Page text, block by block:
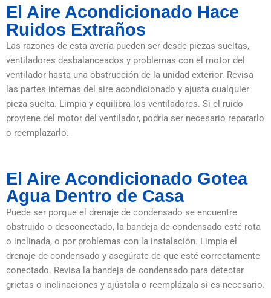
El Aire Acondicionado Hace
Ruidos Extraños
Las razones de esta avería pueden ser desde piezas sueltas,
ventiladores desbalanceados y problemas con el motor del
ventilador hasta una obstrucción de la unidad exterior. Revisa
las partes internas del aire acondicionado y ajusta cualquier
pieza suelta. Limpia y equilibra los ventiladores. Si el ruido
proviene del motor del ventilador, podría ser necesario repararlo
o reemplazarlo.
El Aire Acondicionado Gotea
Agua Dentro de Casa
Puede ser porque el drenaje de condensado se encuentre
obstruido o desconectado, la bandeja de condensado esté rota
o inclinada, o por problemas con la instalación. Limpia el
drenaje de condensado y asegúrate de que esté correctamente
conectado. Revisa la bandeja de condensado para detectar
grietas o inclinaciones y ajústala o reemplázala si es necesario.